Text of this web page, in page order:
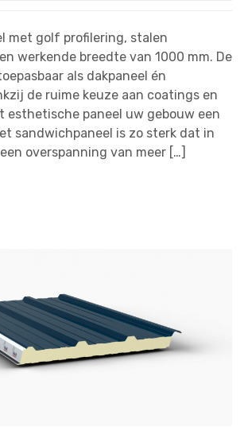
met golf profilering, stalen
werkende breedte van 1000 mm. De
als dakpaneel én
de ruime keuze aan coatings en
esthetische paneel uw gebouw een
sandwichpaneel is zo sterk dat in
overspanning van meer […]